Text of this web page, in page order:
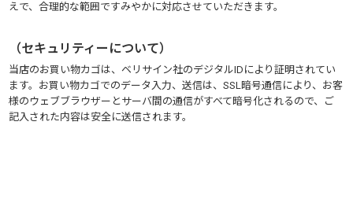
えで、合理的な範囲ですみやかに対応させていただきます。
（セキュリティーについて）
当店のお買い物カゴは、ベリサイン社のデジタルIDにより証明されてい
ます。お買い物カゴでのデータ入力、送信は、SSL暗号通信により、お客
様のウェブブラウザーとサーバ間の通信がすべて暗号化されるので、ご
記入された内容は安全に送信されます。